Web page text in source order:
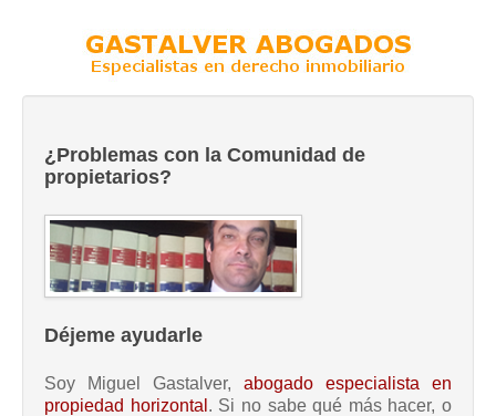
¿Problemas con la Comunidad de
propietarios?
Déjeme ayudarle
Soy Miguel Gastalver, abogado especialista en
propiedad horizontal . Si no sabe qué más hacer, o